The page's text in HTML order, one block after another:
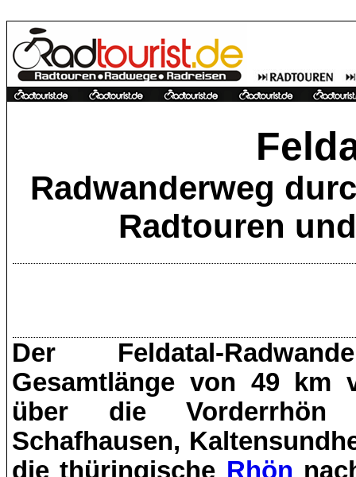
Radwanderweg
Radtouren
Der Feldatal-
Gesamtlänge von 49 km
über die
Schafhausen,
die thüringische Rhön